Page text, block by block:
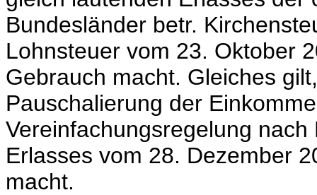
Bundesländer betr.
Lohnsteuer vom 23. Oktober
Gebrauch macht. Gleiches
Pauschalierung der
Vereinfachungsregelung
Erlasses vom 28. Dezember
macht.